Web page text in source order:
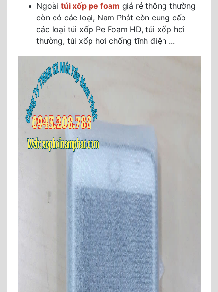
Ngoài túi xốp pe foam giá rẻ thông thường
còn có các loại, Nam Phát còn cung cấp
các loại túi xốp Pe Foam HD, túi xốp hơi
thường, túi xốp hơi chống tĩnh điện ...